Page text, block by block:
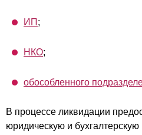
ИП ;
НКО;
обособленного
В процессе ликвидации
юридическую и бухгалтерскую